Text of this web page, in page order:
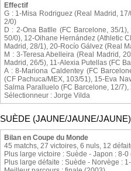
Effectif
G : 1-Misa Rodriguez (Real Madrid,
2/0)
D : 2-Ona Batlle (FC Barcelone, 35/
50/0), 12-Oihane Hernández (Athletic
Madrid, 28/1), 20-Rocío Gálvez (Real
M : 3-Teresa Abelleira (Real Madrid,
Madrid, 26/5), 11-Alexia Putellas (FC
A : 8-Mariona Caldentey (FC
(CF Pachuca/MEX, 103/51), 15-Eva
Salma Paralluelo (FC Barcelone, 12/
Sélectionneur : Jorge Vilda
SUÈDE (JAUNE/JAUNE/JAUNE)
Bilan en Coupe du Monde
45 matchs, 27 victoires, 6 nuls, 12
Plus large victoire : Suède - Japon : 8-0
Plus large défaite : Suède - Norvège :